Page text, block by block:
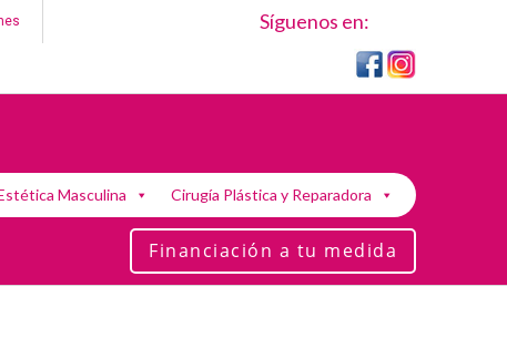
Síguenos en:
Masculina Cirugía Plástica y Reparadora
Financiación a tu medida